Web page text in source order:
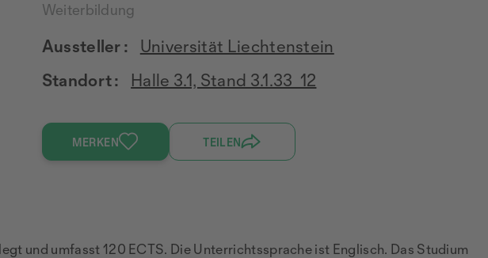
Weiterbildung
Aussteller :
Universität Liechtenstein
Standort :
Halle 3.1, Stand 3.1.33_12
MERKEN TEILEN
und umfasst 120 ECTS. Die Unterrichtssprache ist Englisch. Das Studium